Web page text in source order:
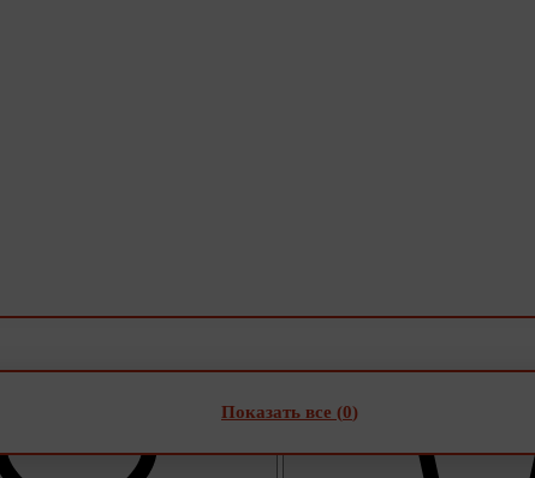
Показать все (0)